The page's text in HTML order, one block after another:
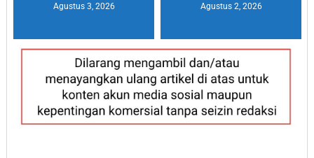
Agustus 3, 2026
Agustus 2, 2026